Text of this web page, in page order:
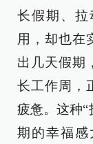
长假期、
用，却也在
出几天假期
长工作周，
疲惫。这种
期的幸福感